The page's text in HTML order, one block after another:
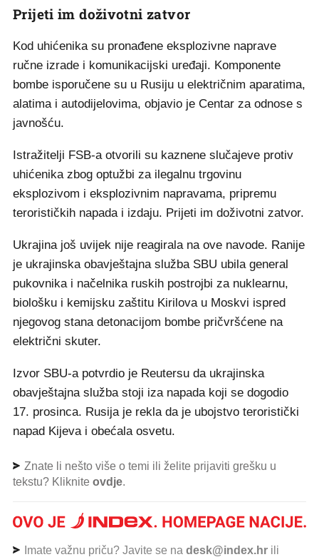
Prijeti im doživotni zatvor
Kod uhićenika su pronađene eksplozivne naprave
ručne izrade i komunikacijski uređaji. Komponente
bombe isporučene su u Rusiju u električnim aparatima,
alatima i autodijelovima, objavio je Centar za odnose s
javnošću.
Istražitelji FSB-a otvorili su kaznene slučajeve protiv
uhićenika zbog optužbi za ilegalnu trgovinu
eksplozivom i eksplozivnim napravama, pripremu
terorističkih napada i izdaju. Prijeti im doživotni zatvor.
Ukrajina još uvijek nije reagirala na ove navode. Ranije
je ukrajinska obavještajna služba SBU ubila general
pukovnika i načelnika ruskih postrojbi za nuklearnu,
biološku i kemijsku zaštitu Kirilova u Moskvi ispred
njegovog stana detonacijom bombe pričvršćene na
električni skuter.
Izvor SBU-a potvrdio je Reutersu da ukrajinska
obavještajna služba stoji iza napada koji se dogodio
17. prosinca. Rusija je rekla da je ubojstvo teroristički
napad Kijeva i obećala osvetu.
Znate li nešto više o temi ili želite prijaviti grešku u
tekstu? Kliknite ovdje.
Imate važnu priču? Javite se na desk@index.hr ili